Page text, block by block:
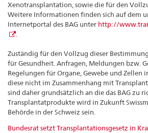
Xenotransplantation, sowie die für den
Weitere Informationen finden sich auf dem
Internetportal des BAG unter http://
Zuständig für den Vollzug dieser
für Gesundheit. Anfragen, Meldungen bzw.
Regelungen für Organe, Gewebe und Zellen
diese nicht im Zusammenhang mit
sind daher grundsätzlich an die das BAG zu
Transplantatprodukte wird in Zukunft
Behörde in der Schweiz sein.
Bundesrat setzt Transplantationsgesetz in